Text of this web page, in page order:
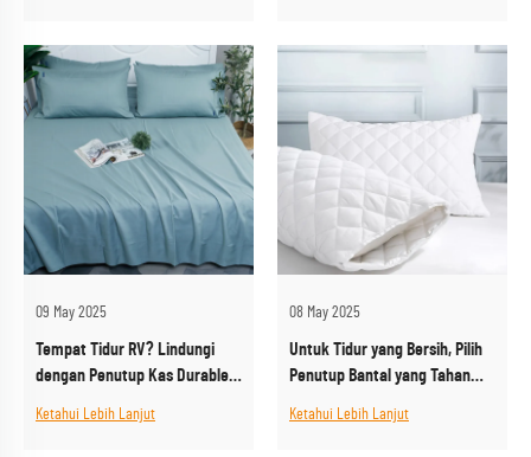
09 May 2025
Tempat Tidur RV? Lindungi
dengan Penutup Kas Durable
Ketahui Lebih Lanjut
08 May 2025
Untuk Tidur yang Bersih, Pilih
Penutup Bantal yang Tahan
Ketahui Lebih Lanjut